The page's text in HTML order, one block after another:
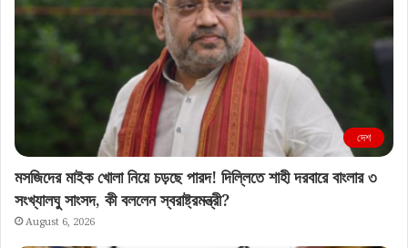
দেশ
মসজিদের মাইক খোলা নিয়ে চড়ছে পারদ! দিল্লিতে শাহী দরবারে বাংলার ৩
সংখ্যালঘু সাংসদ, কী বললেন স্বরাষ্ট্রমন্ত্রী?
August 6, 2026